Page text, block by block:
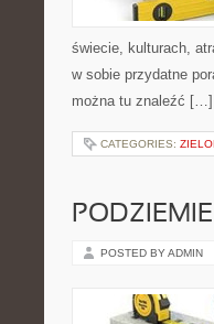
świecie, kulturach,
w sobie przydatne
można tu znaleźć […]
CATEGORIES:
POSTED BY ADMIN